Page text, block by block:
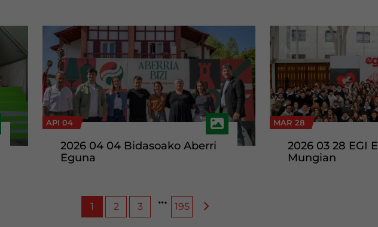
API 04
2026 04 04 Bidasoako Aberri
Eguna
MAR 28
2026 03 28 EGI
Mungian
1 2 3 195